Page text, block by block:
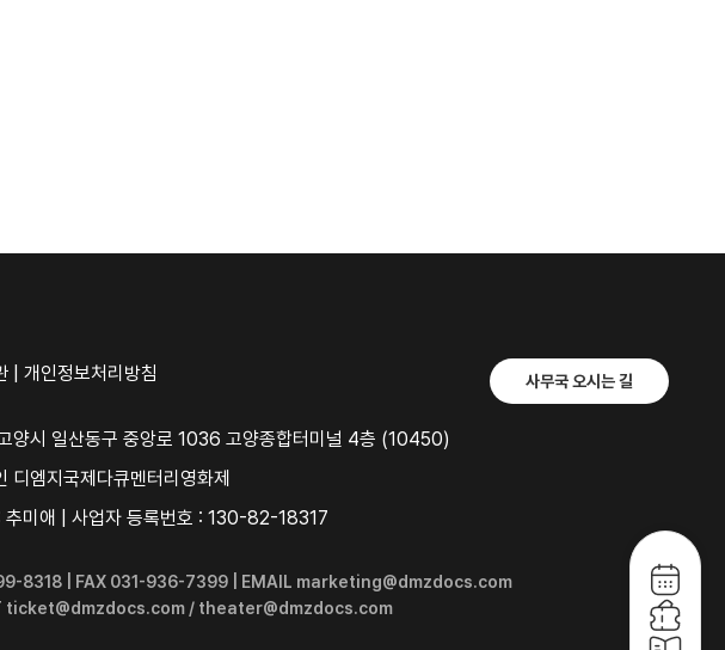
개인정보처리방침
양시 일산동구 중앙로 1036 고양종합터미널 4층 (10450)
디엠지국제다큐멘터리영화제
추미애 | 사업자 등록번호 : 130-82-18317
사무국 오시는 길
8318 | FAX 031-936-7399 | EMAIL marketing@dmzdocs.com
ticket@dmzdocs.com / theater@dmzdocs.com